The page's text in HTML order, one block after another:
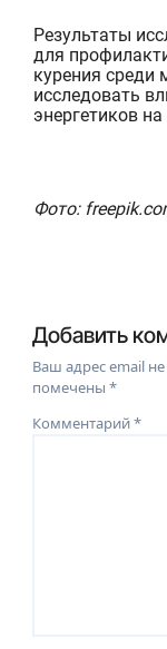
Результаты
для
курения среди
исследовать
энергетиков
Фото:
Добавить
Ваш адрес email
помечены*
Комментарий*